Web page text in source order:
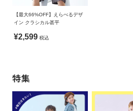
【最大66%OFF】えらべるデザ
イン クラシカル甚平
¥2,599 税込
特集